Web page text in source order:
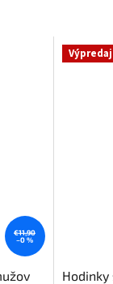
€11,90
–0 %
Výpredaj